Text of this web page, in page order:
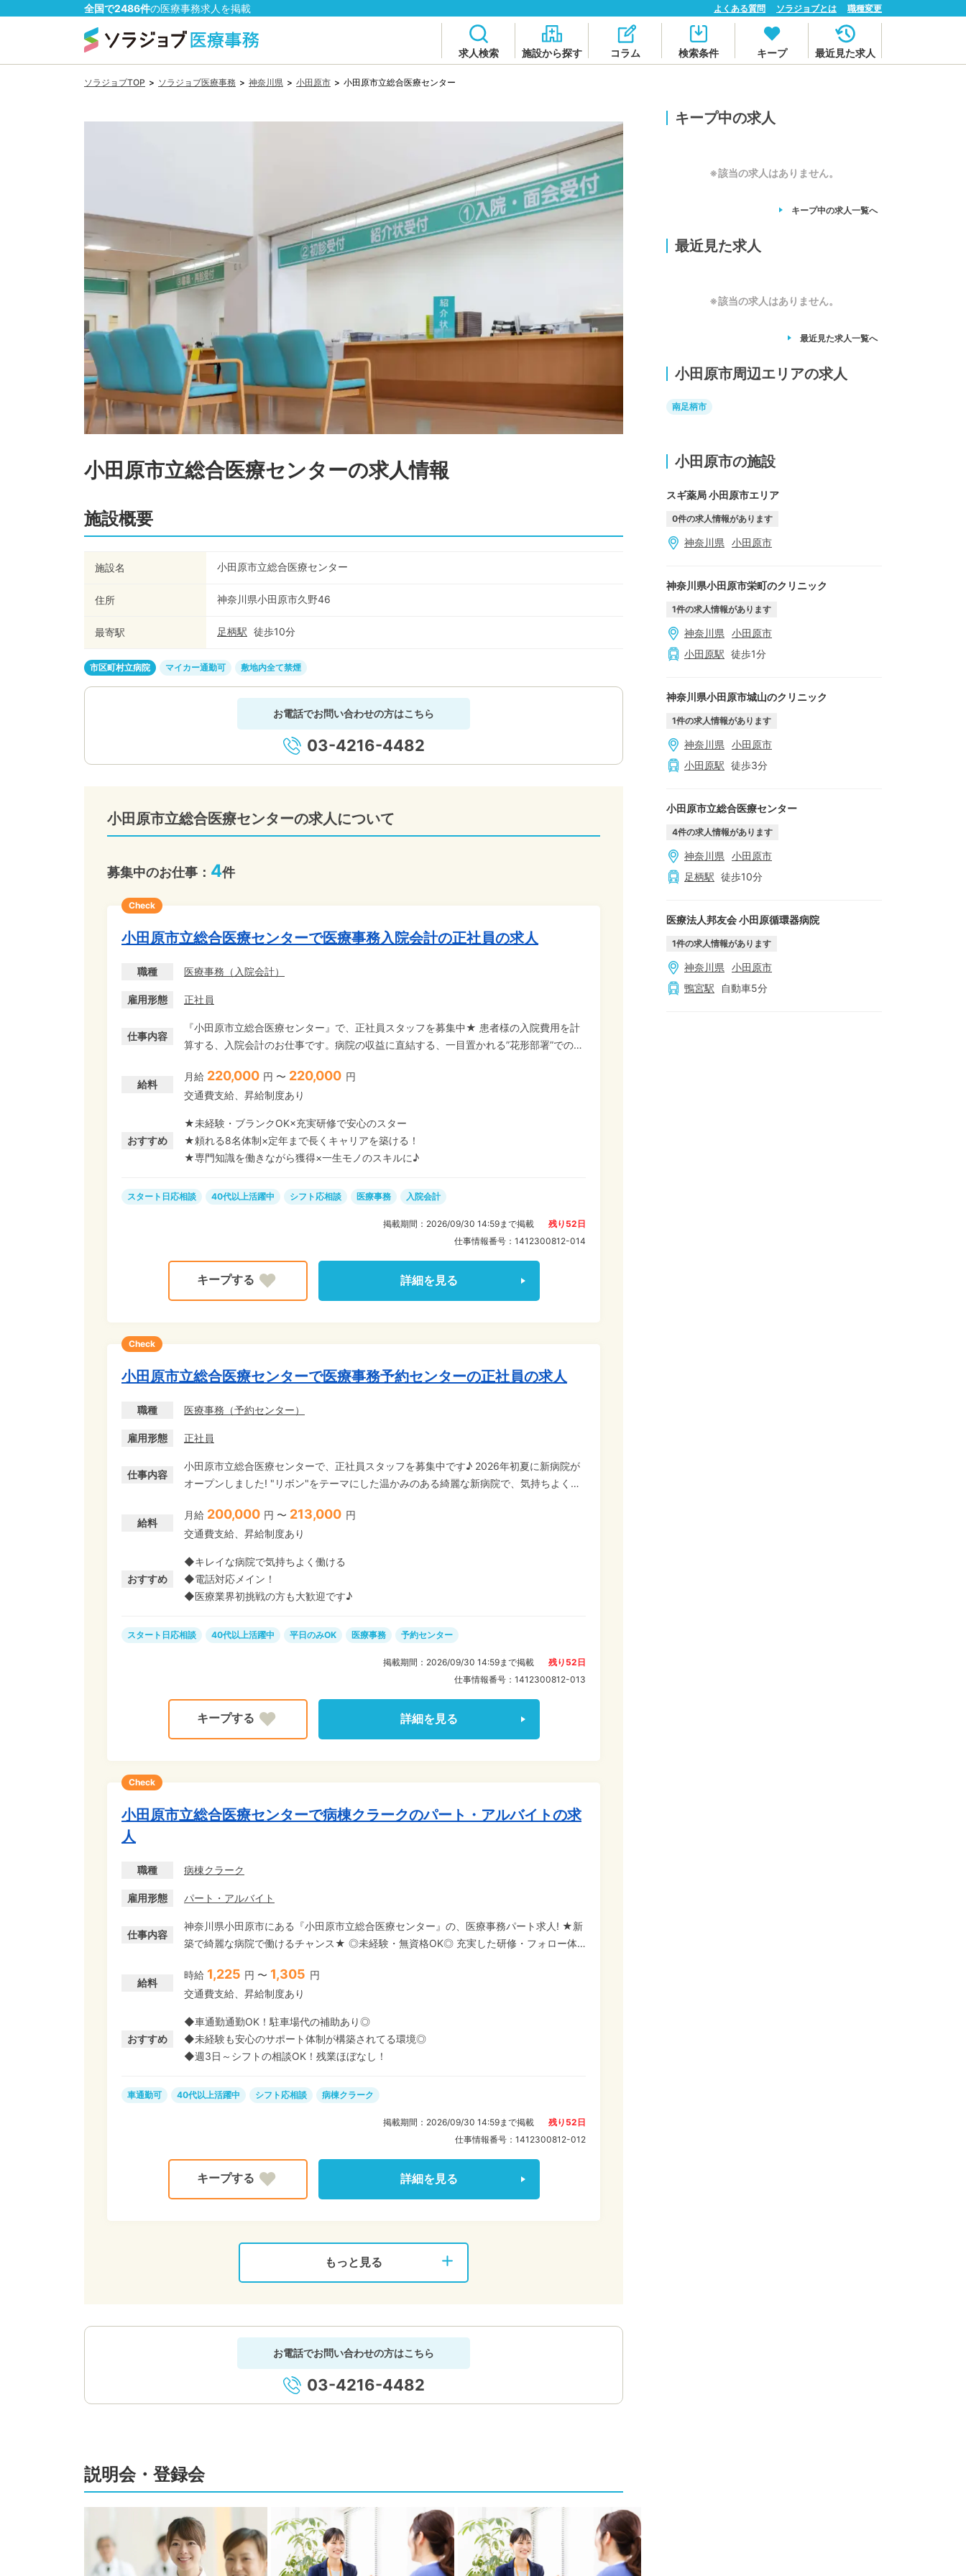
全国で2486件の医療事務求人を掲載 よくある質問 ソラジョブとは 職種変更
求人検索 施設から探す コラム 検索条件 キープ 最近見た求人
ソラジョブTOP > ソラジョブ医療事務 > 神奈川県 > 小田原市 > 小田原市立総合医療センター
小田原市立総合医療センターの求人情報
施設概要
施設名 小田原市立総合医療センター
住所 神奈川県小田原市久野46
最寄駅 足柄駅 徒歩10分
市区町村立病院 マイカー通勤可 敷地内全て禁煙
お電話でお問い合わせの方はこちら
03-4216-4482
小田原市立総合医療センターの求人について
募集中のお仕事： 4件
Check
小田原市立総合医療センターで医療事務入院会計の正社員の求人
職種 医療事務 （ 入院会計）
雇用形態 正社員
仕事内容
『小田原市立総合医療センター』で、正社員スタッフを募集中★ 患者様の入院費用を計
算する、入院会計のお仕事です。病院の収益に直結する、一目置かれる”花形部署”での勤
す! ≪経験者歓迎★未経験者もご応募OK!≫ 充実した研修があるので、ブランクがある方
や医療業界に初挑戦する方も安心です。専門性の高い入院業務にチャレンジし、スペシ
ャリアパスが広がっています◎
給料
月給 220,000 円 〜 220,000 円
交通費支給、昇給制度あり
おすすめ
★未経験・ブランクOK×充実研修で安心のスター
★頼れる8名体制×定年まで長くキャリアを築ける！
★専門知識を働きながら獲得×一生モノのスキルに♪
スタート日応相談 40代以上活躍中 シフト応相談 医療事務 入院会計
掲載期間： 2026/09/30 14:59まで掲載 残り 52 日
仕事情報番号： 1412300812-014
詳細を見る
Check
小田原市立総合医療センターで医療事務予約センターの正社員の求人
職種 医療事務 （予約センター）
雇用形態 正社員
仕事内容
小田原市立総合医療センターで、正社員スタッフを募集中です♪ 2026年初夏に新病院が
オープンしました! "リボン"をテーマにした温かみのある綺麗な新病院で、気持ちよく働
ータ入力がメインのお仕事。対面での接客ではなく電話が中心のため、コールセンター
でのオペレーター経験や、一般事務・営業事務などのスキルをそのまま活かして大活躍
上でしっかりリフレッシュ! ◇残業少なめ …仕事終わりの予定も立てやすくプライベー
ト充実♪
給料
月給 200,000 円 〜 213,000 円
交通費支給、昇給制度あり
おすすめ
◆キレイな病院で気持ちよく働ける
◆電話対応メイン！
◆医療業界初挑戦の方も大歓迎です♪
スタート日応相談 40代以上活躍中 平日のみOK 医療事務 予約センター
掲載期間： 2026/09/30 14:59まで掲載 残り 52 日
仕事情報番号： 1412300812-013
詳細を見る
Check
小田原市立総合医療センターで病棟クラークのパート・アルバイトの求
人
職種 病棟クラーク
雇用形態 パート・アルバイト
仕事内容
神奈川県小田原市にある『小田原市立総合医療センター』の、医療事務パート求人! ★新
築で綺麗な病院で働けるチャンス★ ◎未経験・無資格OK◎ 充実した研修・フォロー体
やすい条件がそろっています!≫ ★週3日～OK! ★扶養内勤務可 ★土日祝休み ★残業ほ
ぼなし 少ない日数の無理のない範囲で働けます! プライベートや家事・育児と両立しなが
でもOKです! エントリーお待ちしてます!
給料
時給 1,225 円 〜 1,305 円
交通費支給、昇給制度あり
おすすめ
◆車通勤通勤OK！駐車場代の補助あり◎
◆未経験も安心のサポート体制が構築されてる環境◎
◆週3日～シフトの相談OK！残業ほぼなし！
車通勤可 40代以上活躍中 シフト応相談 病棟クラーク
掲載期間： 2026/09/30 14:59まで掲載 残り 52 日
仕事情報番号： 1412300812-012
詳細を見る
もっと見る
お電話でお問い合わせの方はこちら
03-4216-4482
説明会・登録会
キープ中の求人
※該当の求人はありません。
キープ中の求人一覧へ
最近見た求人
※該当の求人はありません。
最近見た求人一覧へ
小田原市周辺エリアの求人
南足柄市
小田原市の施設
スギ薬局 小田原市エリア
0件の求人情報があります
神奈川県 小田原市
神奈川県小田原市栄町のクリニック
1件の求人情報があります
神奈川県
小田原市
小田原駅 徒歩1分
神奈川県小田原市城山のクリニック
1件の求人情報があります
神奈川県
小田原市
小田原駅 徒歩3分
小田原市立総合医療センター
4件の求人情報があります
神奈川県
小田原市
足柄駅 徒歩10分
医療法人邦友会 小田原循環器病院
1件の求人情報があります
神奈川県
小田原市
鴨宮駅 自動車5分